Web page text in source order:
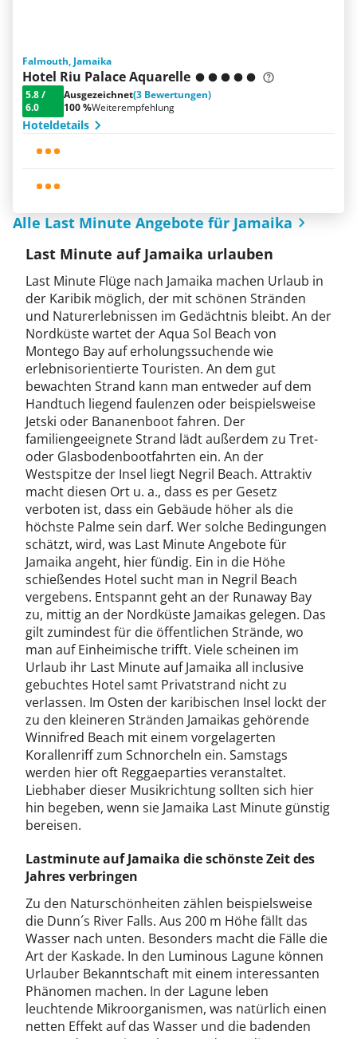
Falmouth, Jamaika
Hotel Riu Palace Aquarelle
5.8/
6.0
Ausgezeichnet(3 Bewertungen)
100 %Weiterempfehlung
Hoteldetails
Alle Last Minute Angebote für Jamaika
Last Minute auf Jamaika urlauben
Last Minute Flüge nach Jamaika machen Urlaub in
der Karibik möglich, der mit schönen Stränden
und Naturerlebnissen im Gedächtnis bleibt. An der
Nordküste wartet der Aqua Sol Beach von
Montego Bay auf erholungssuchende wie
erlebnisorientierte Touristen. An dem gut
bewachten Strand kann man entweder auf dem
Handtuch liegend faulenzen oder beispielsweise
Jetski oder Bananenboot fahren. Der
familiengeeignete Strand lädt außerdem zu Tret-
oder Glasbodenbootfahrten ein. An der
Westspitze der Insel liegt Negril Beach. Attraktiv
macht diesen Ort u. a., dass es per Gesetz
verboten ist, dass ein Gebäude höher als die
höchste Palme sein darf. Wer solche Bedingungen
schätzt, wird, was Last Minute Angebote für
Jamaika angeht, hier fündig. Ein in die Höhe
schießendes Hotel sucht man in Negril Beach
vergebens. Entspannt geht an der Runaway Bay
zu, mittig an der Nordküste Jamaikas gelegen. Das
gilt zumindest für die öffentlichen Strände, wo
man auf Einheimische trifft. Viele scheinen im
Urlaub ihr Last Minute auf Jamaika all inclusive
gebuchtes Hotel samt Privatstrand nicht zu
verlassen. Im Osten der karibischen Insel lockt der
zu den kleineren Stränden Jamaikas gehörende
Winnifred Beach mit einem vorgelagerten
Korallenriff zum Schnorcheln ein. Samstags
werden hier oft Reggaeparties veranstaltet.
Liebhaber dieser Musikrichtung sollten sich hier
hin begeben, wenn sie Jamaika Last Minute günstig
bereisen.
Lastminute auf Jamaika die schönste Zeit des
Jahres verbringen
Zu den Naturschönheiten zählen beispielsweise
die Dunn´s River Falls. Aus 200 m Höhe fällt das
Wasser nach unten. Besonders macht die Fälle die
Art der Kaskade. In den Luminous Lagune können
Urlauber Bekanntschaft mit einem interessanten
Phänomen machen. In der Lagune leben
leuchtende Mikroorganismen, was natürlich einen
netten Effekt auf das Wasser und die badenden